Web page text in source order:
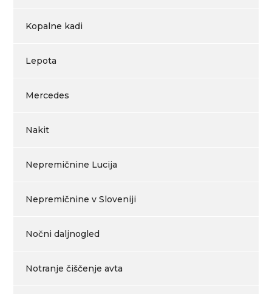
Kopalne kadi
Lepota
Mercedes
Nakit
Nepremičnine Lucija
Nepremičnine v Sloveniji
Nočni daljnogled
Notranje čiščenje avta